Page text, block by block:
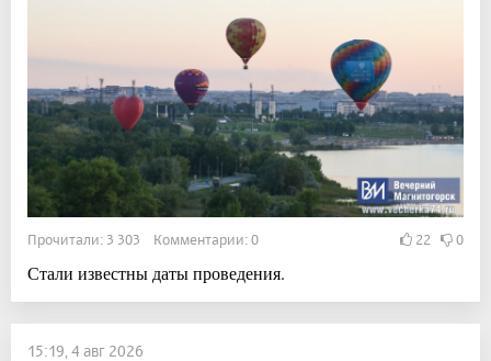
Прочитали: 3 303 Комментарии: 0 22 0
Стали известны даты проведения.
15:19, 4 авг 2026